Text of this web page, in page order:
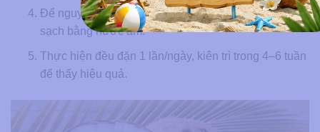
Để nguyên qua đêm hoặc ít nhất 30 phút, sau đó rửa
sạch bằng nước ấm.
Thực hiện đều đặn 1 lần/ngày, kiên trì trong 4–6 tuần
để thấy hiệu quả.